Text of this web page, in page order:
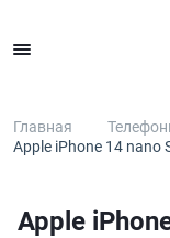
Главная
Apple iPhone 14 nano
Apple